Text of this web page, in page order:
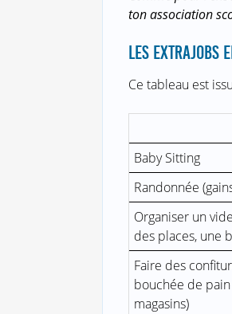
ton association
LES EXTRAJOBS
Ce tableau est
Baby Sitting
Randonnée
Organiser un
des places, une
Faire des
bouchée de
magasins)